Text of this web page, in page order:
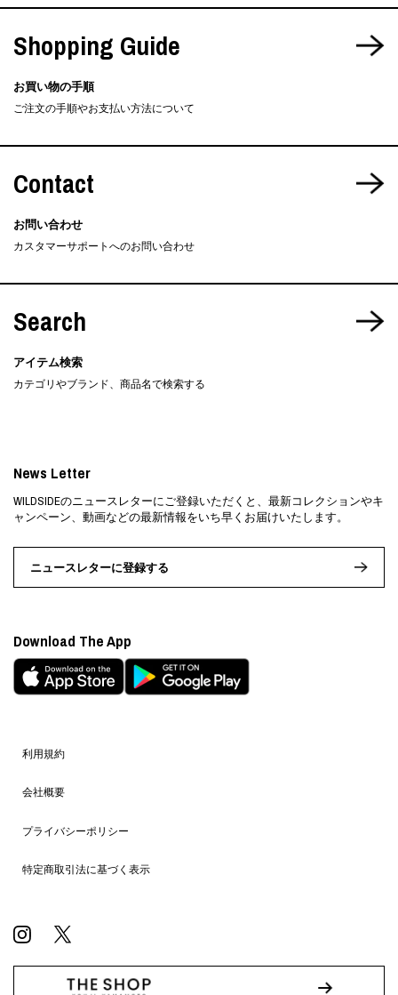
Shopping Guide
お買い物の手順
ご注文の手順やお支払い方法について
Contact
お問い合わせ
カスタマーサポートへのお問い合わせ
Search
アイテム検索
カテゴリやブランド、商品名で検索する
利用規約
会社概要
プライバシーポリシー
特定商取引法に基づく表示
News Letter
WILDSIDEのニュースレターにご登録いただくと、最新コレクションやキ
ャンペーン、動画などの最新情報をいち早くお届けいたします。
ニュースレターに登録する
Download The App